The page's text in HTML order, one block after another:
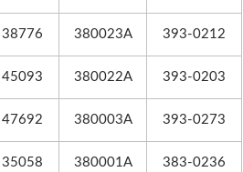
38776 380023A 393-0212
45093 380022A 393-0203
47692 380003A 393-0273
35058 380001A 383-0236